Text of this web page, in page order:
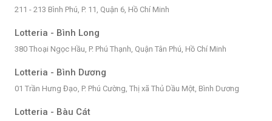
211 - 213 Bình Phú, P. 11, Quận 6, Hồ Chí Minh
Lotteria - Bình Long
380 Thoại Ngọc Hầu, P. Phú Thạnh, Quận Tân Phú, Hồ Chí Minh
Lotteria - Bình Dương
01 Trần Hưng Đạo, P. Phú Cường, Thị xã Thủ Dầu Một, Bình Dương
Lotteria - Bàu Cát